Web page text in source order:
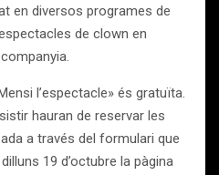
en diversos programes de
de clown en
l’espectacle» és gratuïta.
hauran de reservar les
a través del formulari que
19 d’octubre la pàgina